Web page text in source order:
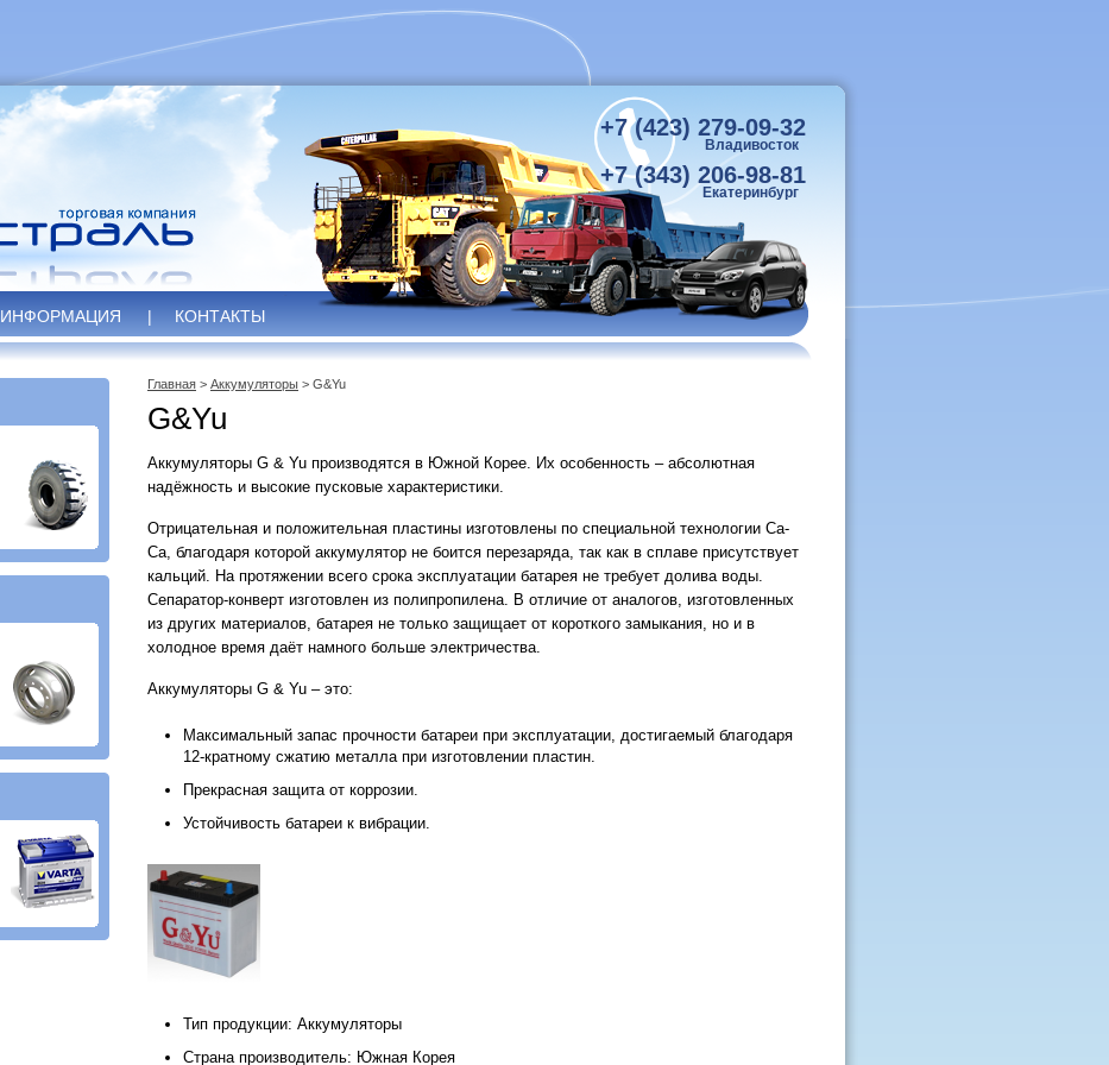
+7 (423) 279-09-32
Владивосток
+7 (343) 206-98-81
Екатеринбург
ИНФОРМАЦИЯ | КОНТАКТЫ
Главная > Аккумуляторы > G&Yu
G&Yu
Аккумуляторы G & Yu производятся в Южной Корее. Их особенность – абсолютная
надёжность и высокие пусковые характеристики.
Отрицательная и положительная пластины изготовлены по специальной технологии Са-
Са, благодаря которой аккумулятор не боится перезаряда, так как в сплаве присутствует
кальций. На протяжении всего срока эксплуатации батарея не требует долива воды.
Сепаратор-конверт изготовлен из полипропилена. В отличие от аналогов, изготовленных
из других материалов, батарея не только защищает от короткого замыкания, но и в
холодное время даёт намного больше электричества.
Аккумуляторы G & Yu – это:
Максимальный запас прочности батареи при эксплуатации, достигаемый благодаря
12-кратному сжатию металла при изготовлении пластин.
Прекрасная защита от коррозии.
Устойчивость батареи к вибрации.
Тип продукции: Аккумуляторы
Страна производитель: Южная Корея